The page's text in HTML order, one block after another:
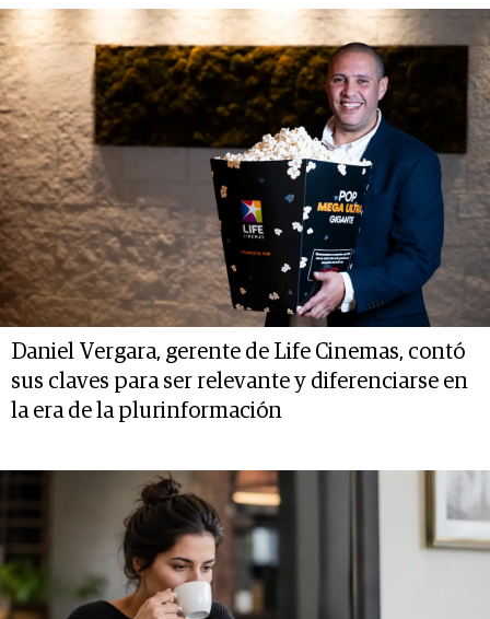
Daniel Vergara, gerente de Life Cinemas, contó
sus claves para ser relevante y diferenciarse en
la era de la plurinformación